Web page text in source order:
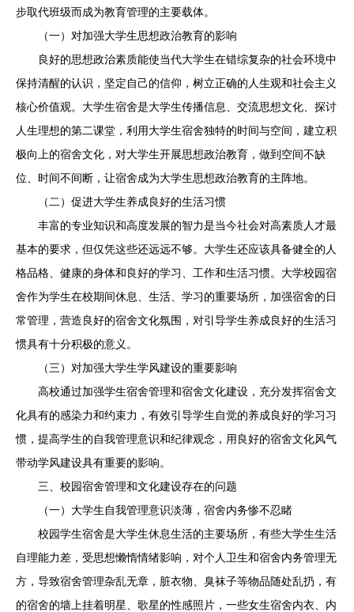
步取代班级而成为教育管理的主要载体。
（一）对加强大学生思想政治教育的影响
良好的思想政治素质能使当代大学生在错综复杂的社会环境中
保持清醒的认识，坚定自己的信仰，树立正确的人生观和社会主义
核心价值观。大学生宿舍是大学生传播信息、交流思想文化、探讨
人生理想的第二课堂，利用大学生宿舍独特的时间与空间，建立积
极向上的宿舍文化，对大学生开展思想政治教育，做到空间不缺
位、时间不间断，让宿舍成为大学生思想政治教育的主阵地。
（二）促进大学生养成良好的生活习惯
丰富的专业知识和高度发展的智力是当今社会对高素质人才最
基本的要求，但仅凭这些还远远不够。大学生还应该具备健全的人
格品格、健康的身体和良好的学习、工作和生活习惯。大学校园宿
舍作为学生在校期间休息、生活、学习的重要场所，加强宿舍的日
常管理，营造良好的宿舍文化氛围，对引导学生养成良好的生活习
惯具有十分积极的意义。
（三）对加强大学生学风建设的重要影响
高校通过加强学生宿舍管理和宿舍文化建设，充分发挥宿舍文
化具有的感染力和约束力，有效引导学生自觉的养成良好的学习习
惯，提高学生的自我管理意识和纪律观念，用良好的宿舍文化风气
带动学风建设具有重要的影响。
三、校园宿舍管理和文化建设存在的问题
（一）大学生自我管理意识淡薄，宿舍内务惨不忍睹
校园学生宿舍是大学生休息生活的主要场所，有些大学生生活
自理能力差，受思想懒惰情绪影响，对个人卫生和宿舍内务管理无
方，导致宿舍管理杂乱无章，脏衣物、臭袜子等物品随处乱扔，有
的宿舍的墙上挂着明星、歌星的性感照片，一些女生宿舍内衣、内